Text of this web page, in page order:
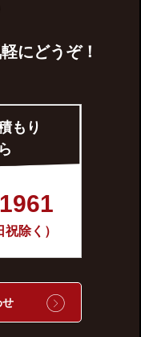
にどうぞ！
もり
除く）
せ